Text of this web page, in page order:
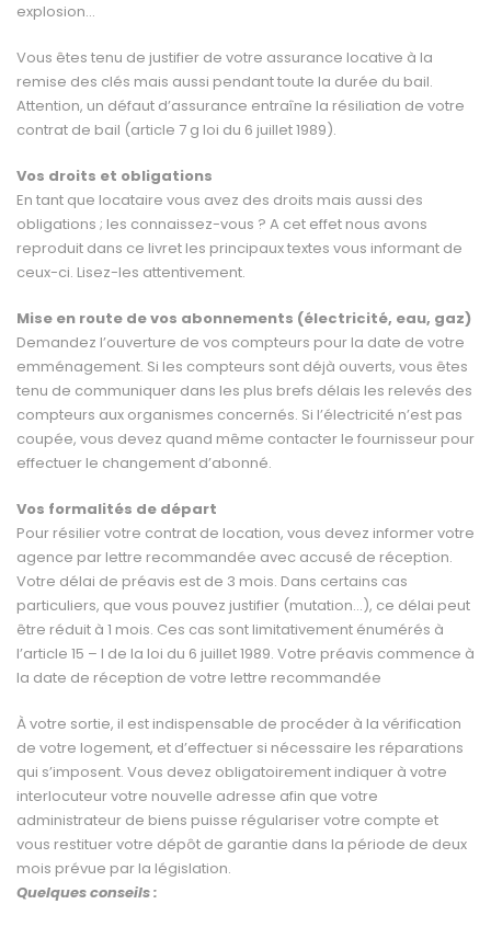
explosion…
Vous êtes tenu de justifier de votre assurance locative à la
remise des clés mais aussi pendant toute la durée du bail.
Attention, un défaut d’assurance entraîne la résiliation de votre
contrat de bail (article 7 g loi du 6 juillet 1989).
Vos droits et obligations
En tant que locataire vous avez des droits mais aussi des
obligations ; les connaissez-vous ? A cet effet nous avons
reproduit dans ce livret les principaux textes vous informant de
ceux-ci. Lisez-les attentivement.
Mise en route de vos abonnements (électricité, eau, gaz)
Demandez l’ouverture de vos compteurs pour la date de votre
emménagement. Si les compteurs sont déjà ouverts, vous êtes
tenu de communiquer dans les plus brefs délais les relevés des
compteurs aux organismes concernés. Si l’électricité n’est pas
coupée, vous devez quand même contacter le fournisseur pour
effectuer le changement d’abonné.
Vos formalités de départ
Pour résilier votre contrat de location, vous devez in­former votre
agence par lettre recommandée avec ac­cusé de réception.
Votre délai de préavis est de 3 mois. Dans certains cas
particuliers, que vous pouvez justi­fier (mutation…), ce délai peut
être réduit à 1 mois. Ces cas sont limitativement énumérés à
l’article 15 – I de la loi du 6 juillet 1989. Votre préavis commence à
la date de réception de votre lettre recommandée
À votre sortie, il est indispensable de procéder à la véri­fication
de votre logement, et d’effectuer si nécessaire les réparations
qui s’imposent. Vous devez obligatoi­rement indiquer à votre
interlocuteur votre nouvelle adresse afin que votre
administrateur de biens puisse régulariser votre compte et
vous restituer votre dépôt de garantie dans la période de deux
mois prévue par la législation.
Quelques conseils :